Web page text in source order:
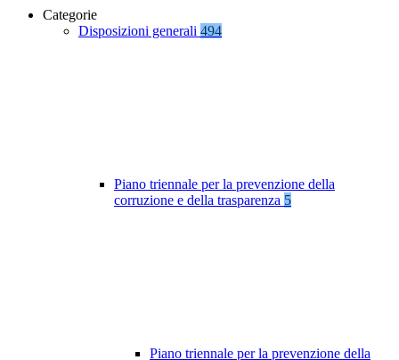
Categorie
Disposizioni generali 494
Piano triennale per la prevenzione della
corruzione e della trasparenza 5
Piano triennale per la prevenzione della